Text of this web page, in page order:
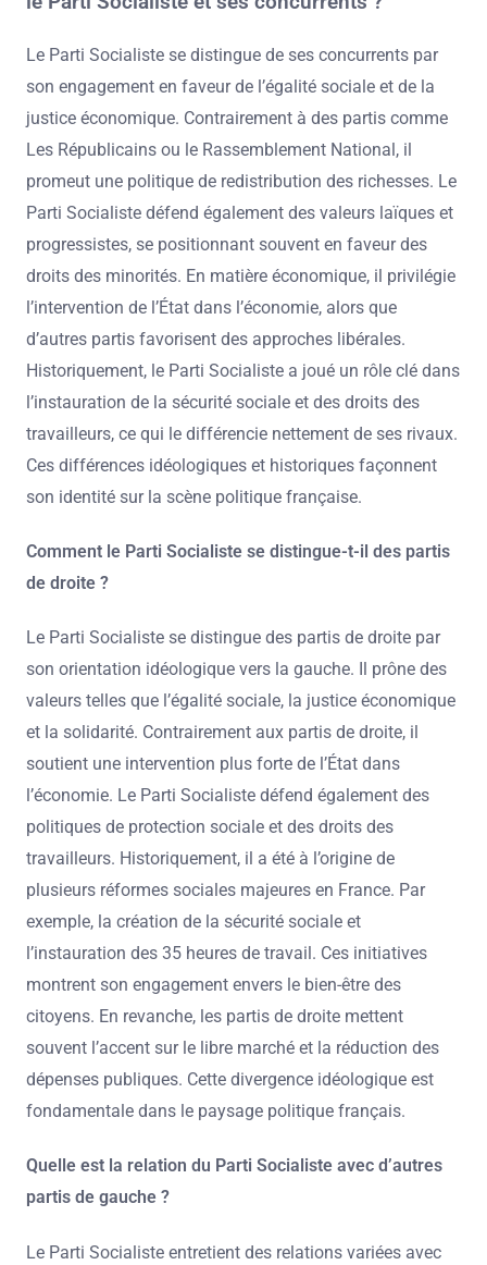
Le Parti Socialiste se distingue de ses concurrents par
son engagement en faveur de l’égalité sociale et de la
justice économique. Contrairement à des partis comme
Les Républicains ou le Rassemblement National, il
promeut une politique de redistribution des richesses. Le
Parti Socialiste défend également des valeurs laïques et
progressistes, se positionnant souvent en faveur des
droits des minorités. En matière économique, il privilégie
l’intervention de l’État dans l’économie, alors que
d’autres partis favorisent des approches libérales.
Historiquement, le Parti Socialiste a joué un rôle clé dans
l’instauration de la sécurité sociale et des droits des
travailleurs, ce qui le différencie nettement de ses rivaux.
Ces différences idéologiques et historiques façonnent
son identité sur la scène politique française.
Comment le Parti Socialiste se distingue-t-il des partis
de droite ?
Le Parti Socialiste se distingue des partis de droite par
son orientation idéologique vers la gauche. Il prône des
valeurs telles que l’égalité sociale, la justice économique
et la solidarité. Contrairement aux partis de droite, il
soutient une intervention plus forte de l’État dans
l’économie. Le Parti Socialiste défend également des
politiques de protection sociale et des droits des
travailleurs. Historiquement, il a été à l’origine de
plusieurs réformes sociales majeures en France. Par
exemple, la création de la sécurité sociale et
l’instauration des 35 heures de travail. Ces initiatives
montrent son engagement envers le bien-être des
citoyens. En revanche, les partis de droite mettent
souvent l’accent sur le libre marché et la réduction des
dépenses publiques. Cette divergence idéologique est
fondamentale dans le paysage politique français.
Quelle est la relation du Parti Socialiste avec d’autres
partis de gauche ?
Le Parti Socialiste entretient des relations variées avec